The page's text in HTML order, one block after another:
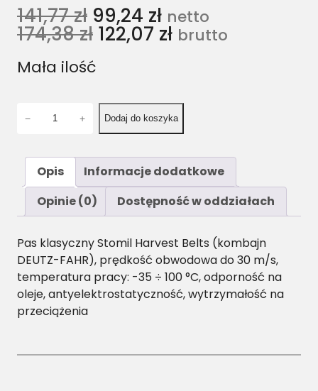
141,77zł 99,24 zł netto
174,38zł 122,07 zł brutto
Mała ilość
/
-
3
4
6
0
− + Dodaj do koszyka
Opis
Informacje dodatkowe
Opinie (0)
Dostępność w oddziałach
Pas klasyczny Stomil Harvest Belts (kombajn
DEUTZ-FAHR), prędkość obwodowa do 30 m/s,
temperatura pracy: -35 ÷ 100 °C, odporność na
oleje, antyelektrostatyczność, wytrzymałość na
przeciążenia